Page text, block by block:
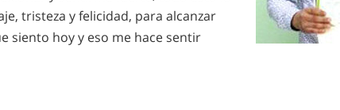
tristeza y felicidad, para alcanzar
siento hoy y eso me hace sentir